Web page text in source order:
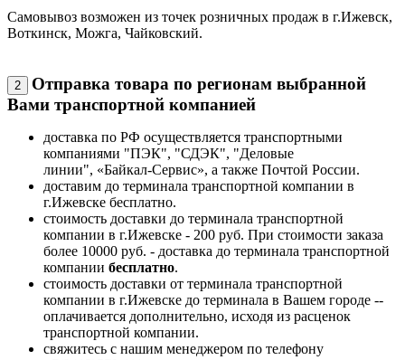
Самовывоз возможен из точек розничных продаж в г.Ижевск,
Воткинск, Можга, Чайковский.
2
Отправка товара по регионам выбранной
Вами транспортной компанией
доставка по РФ осуществляется транспортными
компаниями "ПЭК", "СДЭК", "Деловые
линии", «Байкал-Сервис», а также Почтой России.
доставим до терминала транспортной компании в
г.Ижевске бесплатно.
стоимость доставки до терминала транспортной
компании в г.Ижевске - 200 руб. При стоимости заказа
более 10000 руб. - доставка до терминала транспортной
компании бесплатно.
стоимость доставки от терминала транспортной
компании в г.Ижевске до терминала в Вашем городе --
оплачивается дополнительно, исходя из расценок
транспортной компании.
свяжитесь с нашим менеджером по телефону